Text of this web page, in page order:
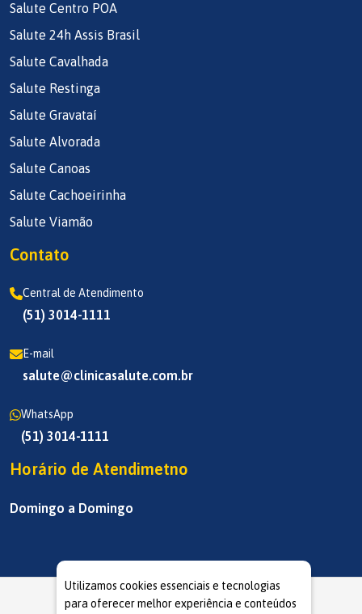
Salute Centro POA
Salute 24h Assis Brasil
Salute Cavalhada
Salute Restinga
Salute Gravataí
Salute Alvorada
Salute Canoas
Salute Cachoeirinha
Salute Viamão
Contato
Central de Atendimento
(51) 3014-1111
E-mail
salute@clinicasalute.com.br
WhatsApp
(51) 3014-1111
Horário de Atendimetno
Domingo a Domingo
Utilizamos cookies essenciais e tecnologias
para oferecer melhor experiência e conteúdos